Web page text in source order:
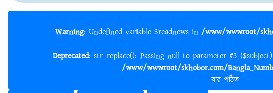
Warning : Undefined variable $readnews in /www/wwwroot/
Deprecated : str_replace(): Passing null to parameter #3
/www/wwwroot/skhobor.com/
বার পঠিত